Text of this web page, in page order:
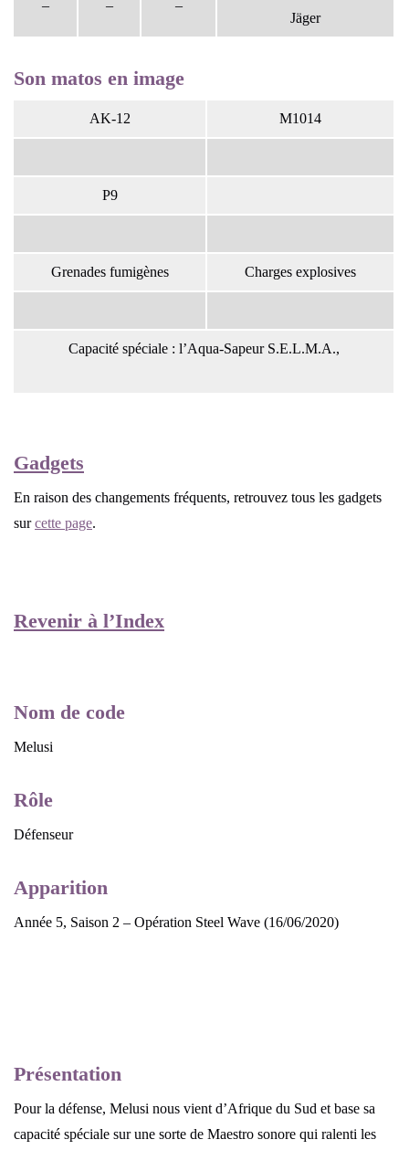
– –
–
Jäger
Son matos en image
AK-12 M1014
P9
Grenades fumigènes Charges explosives
Capacité spéciale : l’Aqua-Sapeur S.E.L.M.A.,
Gadgets
En raison des changements fréquents, retrouvez tous les gadgets
surcette page.
Revenir à l’Index
Nom de code
Melusi
Rôle
Défenseur
Apparition
Année 5, Saison 2 – Opération Steel Wave (16/06/2020)
Présentation
Pour la défense, Melusi nous vient d’Afrique du Sud et base sa
capacité spéciale sur une sorte de Maestro sonore qui ralenti les